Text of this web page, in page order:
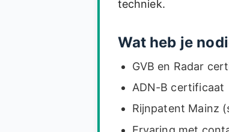
techniek.
Wat heb je
GVB en Radar
ADN-B certificaat
Rijnpatent Mainz